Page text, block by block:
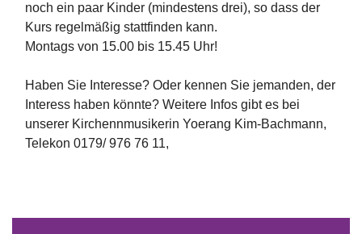
noch ein paar Kinder (mindestens drei), so dass der
Kurs regelmäßig stattfinden kann.
Montags von 15.00 bis 15.45 Uhr!
Haben Sie Interesse? Oder kennen Sie jemanden, der
Interess haben könnte? Weitere Infos gibt es bei
unserer Kirchennmusikerin Yoerang Kim-Bachmann,
Telekon 0179/ 976 76 11,